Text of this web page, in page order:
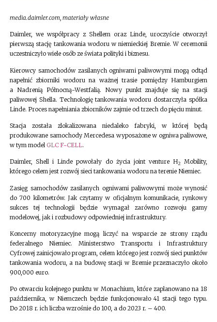
media.daimler.com, materiały własne
Daimler, we współpracy z Shellem oraz Linde, uroczyście otworzył
pierwszą stację tankowania wodoru w niemieckiej Bremie. W ceremonii
uczestniczyło wiele osób ze świata polityki i biznesu.
Kierowcy samochodów zasilanych ogniwami paliwowymi mogą odtąd
napełnić zbiorniki wodoru na ważnej trasie pomiędzy Hamburgiem
a Nadrenią Północną-Westfalią. Nowy punkt znajduje się na stacji
paliwowej Shella. Technologię tankowania wodoru dostarczyła spółka
Linde. Proces napełniania zbiorników zajmie od trzech do pięciu minut.
Stacja została zlokalizowana niedaleko fabryki, w której będą
produkowane samochody Mercedesa wyposażone w ogniwa paliwowe,
w tym model GLC F-CELL.
Daimler, Shell i Linde powołały do życia joint venture H2
Mobility,
którego celem jest rozwój sieci tankowania wodoru na terenie Niemiec.
Zasięg samochodów zasilanych ogniwami paliwowymi może wynosić
do 700 kilometrów. Jak czytamy w oficjalnym komunikacie, rynkowy
sukces tej technologii będzie wymagał zarówno rozwoju gamy
modelowej, jak i rozbudowy odpowiedniej infrastruktury.
Koncerny motoryzacyjne mogą liczyć na wsparcie ze strony rządu
federalnego Niemiec. Ministerstwo Transportu i Infrastruktury
Cyfrowej zainicjowało program, celem którego jest rozwój sieci punktów
tankowania wodoru, a na budowę stacji w Bremie przeznaczyło około
900,000 euro.
Po otwarciu kolejnego punktu w Monachium, które zaplanowano na 18
października, w Niemczech będzie funkcjonowało 41 stacji tego typu.
Do 2018 r. ich liczba wzrośnie do 100, a do 2023 r. – 400.